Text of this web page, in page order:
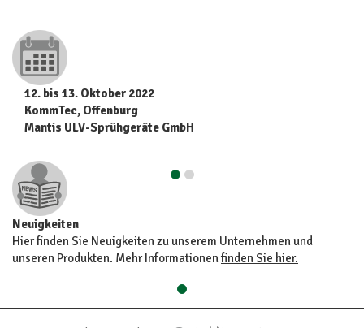
12. bis 13. Oktober 2022
KommTec, Offenburg
Mantis ULV-Sprühgeräte GmbH
Neuigkeiten
Hier finden Sie Neuigkeiten zu unserem Unternehmen und
unseren Produkten. Mehr Informationen finden Sie hier.